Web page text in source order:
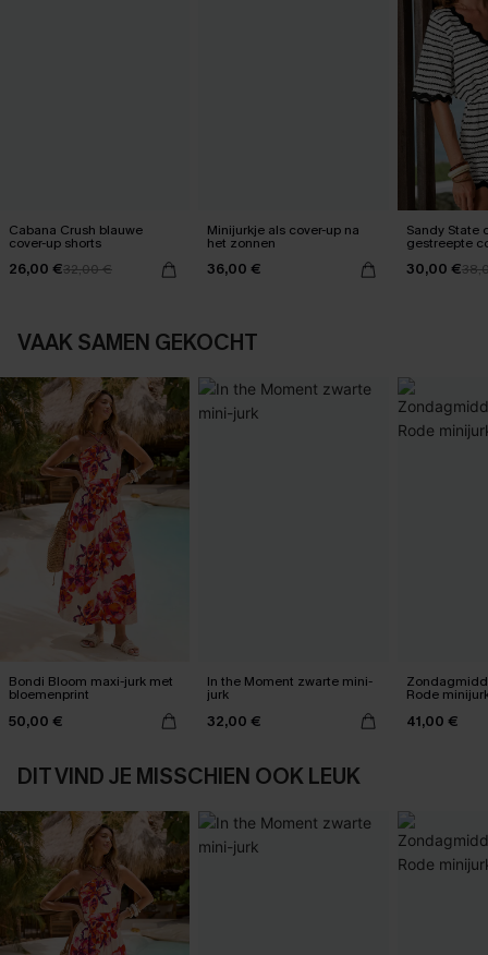
Cabana Crush blauwe
cover-up shorts
26,00 €32,00 €
Minijurkje als cover-up na
het zonnen
36,00 €
Sandy State
gestreepte
30,00 €
VAAK SAMEN GEKOCHT
Bondi Bloom maxi-jurk met
bloemenprint
50,00 €
In the Moment zwarte mini-
jurk
32,00 €
Rode
41,00 €
DIT VIND JE MISSCHIEN OOK LEUK